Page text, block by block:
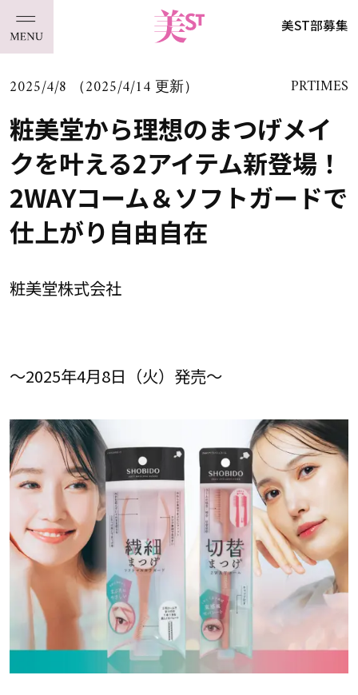
美ST部募集
2025/4/8 （2025/4/14 更新） PRTIMES
粧美堂から理想のまつげメイ
クを叶える2アイテム新登場！
2WAYコーム＆ソフトガードで
仕上がり自由自在
粧美堂株式会社
～2025年4月8日（火）発売～